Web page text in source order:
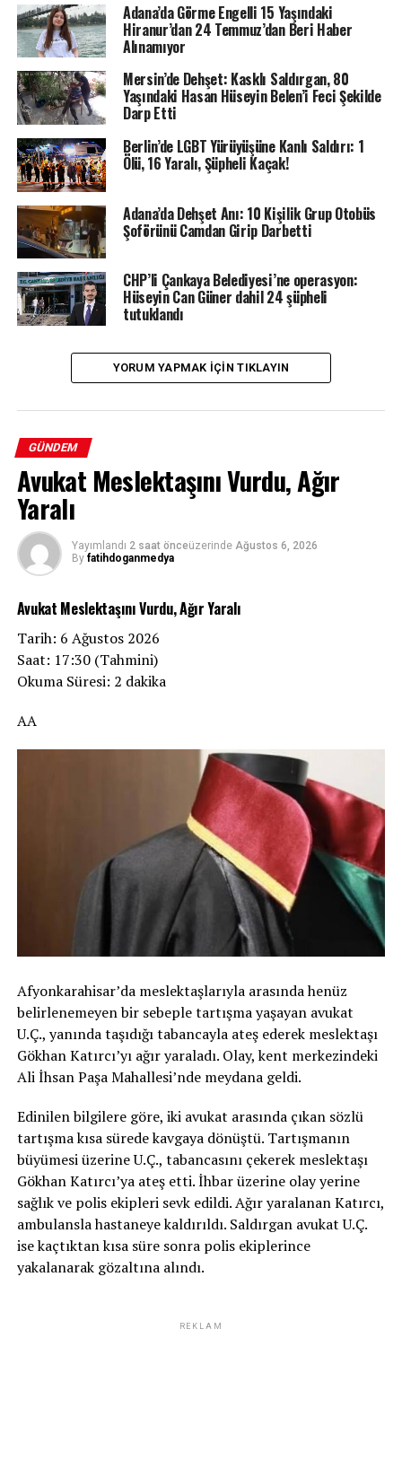
Adana’da Görme Engelli 15 Yaşındaki
Hiranur’dan 24 Temmuz’dan Beri Haber
Alınamıyor
Mersin’de Dehşet: Kasklı Saldırgan, 80
Yaşındaki Hasan Hüseyin Belen’i Feci Şekilde
Darp Etti
Berlin’de LGBT Yürüyüşüne Kanlı Saldırı: 1
Ölü, 16 Yaralı, Şüpheli Kaçak!
Adana’da Dehşet Anı: 10 Kişilik Grup Otobüs
Şoförünü Camdan Girip Darbetti
CHP’li Çankaya Belediyesi’ne operasyon:
Hüseyin Can Güner dahil 24 şüpheli
tutuklandı
YORUM YAPMAK IÇIN TIKLAYIN
GÜNDEM
Avukat Meslektaşını Vurdu, Ağır
Yaralı
Yayımlandı 2 saat önceüzerinde Ağustos 6, 2026
By fatihdoganmedya
Avukat Meslektaşını Vurdu, Ağır Yaralı
Tarih: 6 Ağustos 2026
Saat: 17:30 (Tahmini)
Okuma Süresi: 2 dakika
AA
Afyonkarahisar’da meslektaşlarıyla arasında henüz
belirlenemeyen bir sebeple tartışma yaşayan avukat
U.Ç., yanında taşıdığı tabancayla ateş ederek meslektaşı
Gökhan Katırcı’yı ağır yaraladı. Olay, kent merkezindeki
Ali İhsan Paşa Mahallesi’nde meydana geldi.
Edinilen bilgilere göre, iki avukat arasında çıkan sözlü
tartışma kısa sürede kavgaya dönüştü. Tartışmanın
büyümesi üzerine U.Ç., tabancasını çekerek meslektaşı
Gökhan Katırcı’ya ateş etti. İhbar üzerine olay yerine
sağlık ve polis ekipleri sevk edildi. Ağır yaralanan Katırcı,
ambulansla hastaneye kaldırıldı. Saldırgan avukat U.Ç.
ise kaçtıktan kısa süre sonra polis ekiplerince
yakalanarak gözaltına alındı.
REKLAM